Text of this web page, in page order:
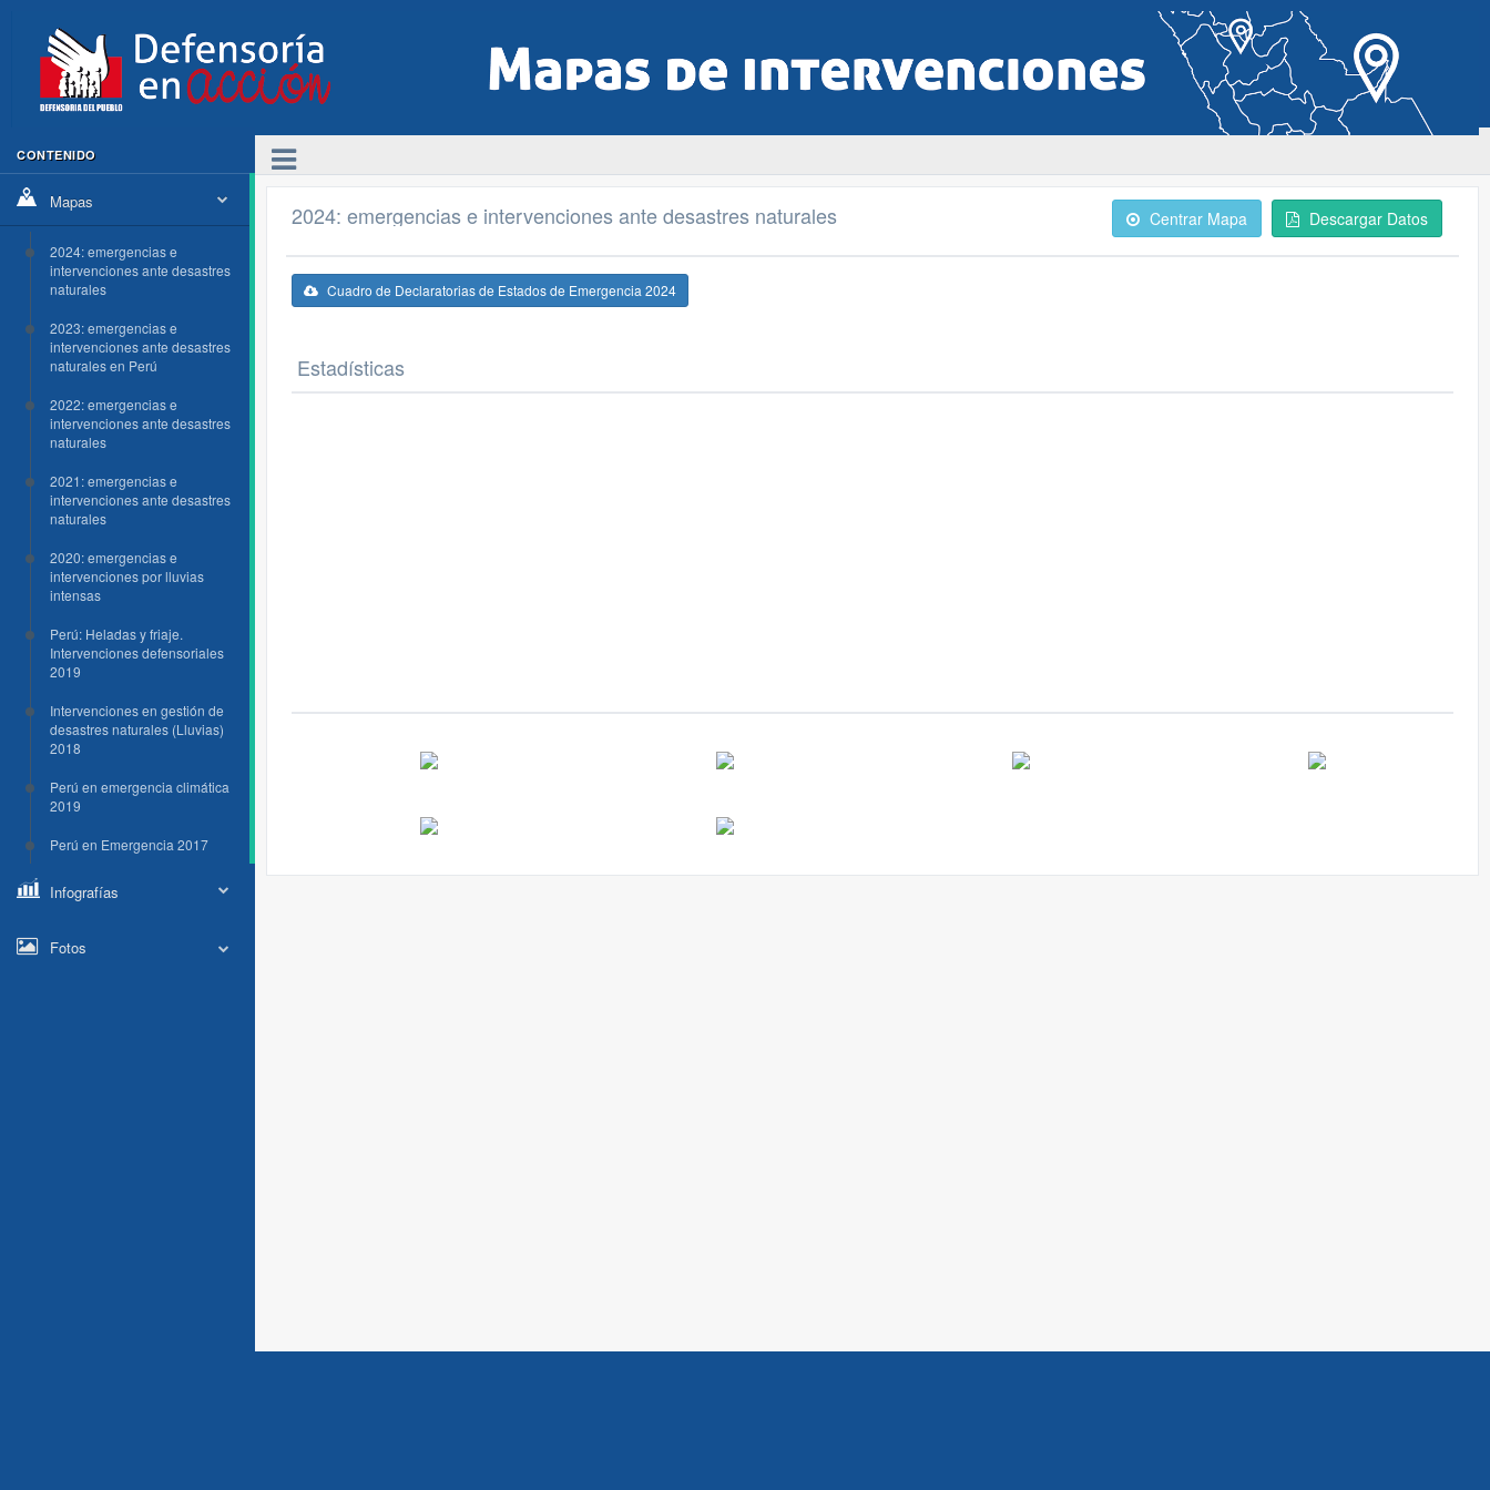
CONTENIDO
Mapas
2024: emergencias e
intervenciones ante desastres
naturales
2023: emergencias e
intervenciones ante desastres
naturales en Perú
2022: emergencias e
intervenciones ante desastres
naturales
2021: emergencias e
intervenciones ante desastres
naturales
2020: emergencias e
intervenciones por lluvias
intensas
Perú: Heladas y friaje.
Intervenciones defensoriales
2019
Intervenciones en gestión de
desastres naturales (Lluvias)
2018
Perú en emergencia climática
2019
Perú en Emergencia 2017
Infografías
Fotos
2024: emergencias e intervenciones ante desastres naturales Centrar Mapa Descargar Datos
Cuadro de Declaratorias de Estados de Emergencia 2024
Estadísticas